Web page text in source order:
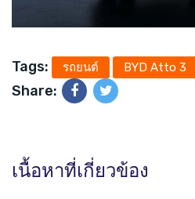
Tags: รถยนต์ BYD Atto 3
Share:
เนื้อหาที่เกี่ยวข้อง